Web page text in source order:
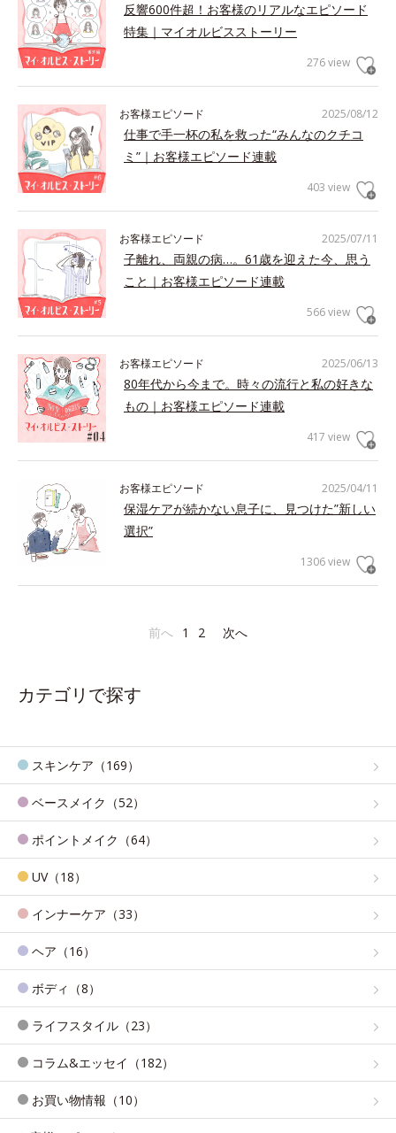
反響600件超！お客様のリアルなエピソード
特集｜マイオルビスストーリー
276 view
2025/08/12
お客様エピソード
仕事で手一杯の私を救った“みんなのクチコ
ミ”｜お客様エピソード連載
403 view
2025/07/11
お客様エピソード
子離れ、両親の病…。61歳を迎えた今、思う
こと｜お客様エピソード連載
566 view
2025/06/13
お客様エピソード
80年代から今まで。時々の流行と私の好きな
もの｜お客様エピソード連載
417 view
2025/04/11
お客様エピソード
保湿ケアが続かない息子に、見つけた”新しい
選択”
1306 view
前へ 1 2 次へ
カテゴリで探す
スキンケア（169）
ベースメイク（52）
ポイントメイク（64）
UV（18）
インナーケア（33）
ヘア（16）
ボディ（8）
ライフスタイル（23）
コラム&エッセイ（182）
お買い物情報（10）